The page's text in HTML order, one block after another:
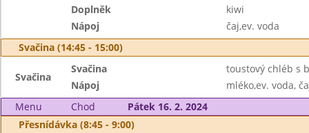
Doplněk
kiwi
Nápoj
čaj,ev. voda
Svačina (14:45 - 15:00)
Svačina
Svačina
toustový chléb s
Nápoj
mléko,ev. voda,
Menu
Chod
Pátek 16. 2. 2024
Přesnídávka (8:45 - 9:00)